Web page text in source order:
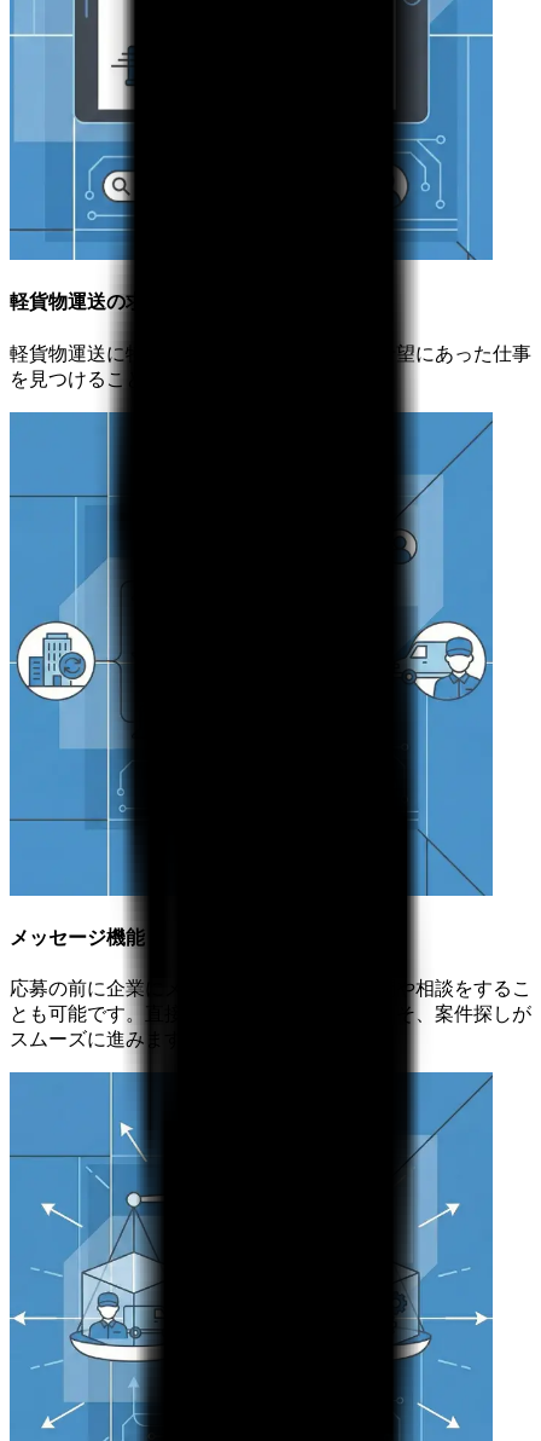
軽貨物運送の求人に特化
軽貨物運送に特化した専門サイトだから、希望にあった仕事
を見つけることができます。
メッセージ機能
応募の前に企業にメッセージを送り、ご質問や相談をするこ
とも可能です。直接やりとりができるからこそ、案件探しが
スムーズに進みます。